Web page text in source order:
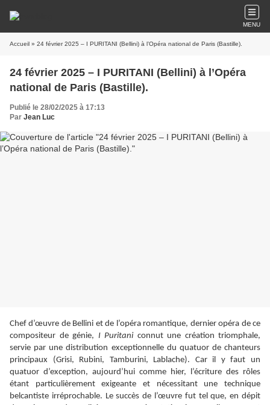
MENU
Accueil » 24 février 2025 – I PURITANI (Bellini) à l’Opéra national de Paris (Bastille).
24 février 2025 – I PURITANI (Bellini) à l’Opéra
national de Paris (Bastille).
Publié le 28/02/2025 à 17:13
Par Jean Luc
Chef d’œuvre de Bellini et de l’opéra romantique, dernier opéra de ce
compositeur de génie, I Puritani connut une création triomphale,
servie par une distribution exceptionnelle du quatuor de chanteurs
principaux (Grisi, Rubini, Tamburini, Lablache). Car il y faut un
quatuor d’exception, aujourd’hui comme hier, l’écriture des rôles
étant particulièrement exigeante et nécessitant une technique
belcantiste irréprochable. Le succès de l’œuvre fut tel que, en dépit